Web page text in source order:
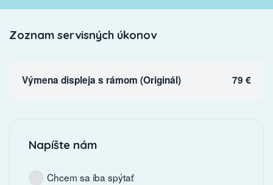
Zoznam servisných úkonov
Výmena displeja s rámom (Originál) 79 €
Napíšte nám
Chcem sa iba spýtať